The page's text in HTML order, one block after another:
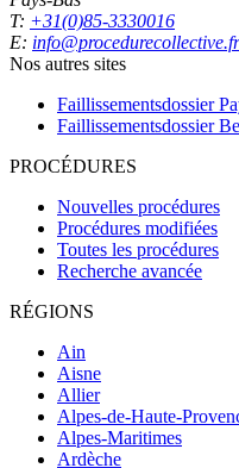
T: +31(0)85-3330016
E: info@procedurecollective.fr
Nos autres sites
Faillissementsdossier
Faillissementsdossier
PROCÉDURES
Nouvelles procédures
Procédures modifiées
Toutes les procédures
Recherche avancée
RÉGIONS
Ain
Aisne
Allier
Alpes-de-Haute-
Alpes-Maritimes
Ardèche